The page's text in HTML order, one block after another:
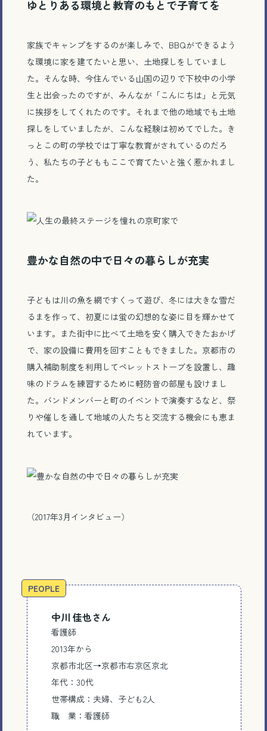
LINEで相談する
ゆとりある環境と教育のもとで子育てを
家族でキャンプをするのが楽しみで、BBQができるよう
な環境に家を建てたいと思い、土地探しをしていまし
た。そんな時、今住んでいる山国の辺りで下校中の小学
生と出会ったのですが、みんなが「こんにちは」と元気
に挨拶をしてくれたのです。それまで他の地域でも土地
探しをしていましたが、こんな経験は初めてでした。き
っとこの町の学校では丁寧な教育がされているのだろ
う、私たちの子どももここで育てたいと強く惹かれまし
た。
豊かな自然の中で日々の暮らしが充実
子どもは川の魚を網ですくって遊び、冬には大きな雪だ
るまを作って、初夏には蛍の幻想的な姿に目を輝かせて
います。また街中に比べて土地を安く購入できたおかげ
で、家の設備に費用を回すこともできました。京都市の
購入補助制度を利用してペレットストーブを設置し、趣
味のドラムを練習するために軽防音の部屋も設けまし
た。バンドメンバーと町のイベントで演奏するなど、祭
りや催しを通して地域の人たちと交流する機会にも恵ま
れています。
（2017年3月インタビュー）
PEOPLE
中川 佳也さん
看護師
2013年から
京都市北区→京都市右京区京北
年代：30代
世帯構成：夫婦、子ども2人
職 業：看護師